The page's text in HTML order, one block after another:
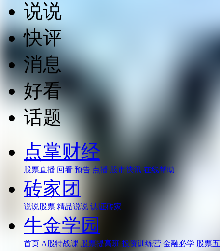
说说
快评
消息
好看
话题
点掌财经
股票直播 回看 预告 点播 股市快讯 在线帮助
砖家团
说说股票 精品说说 认证砖家
牛金学园
首页 A股特战课 股票提高班 投资训练营 金融必学 股票